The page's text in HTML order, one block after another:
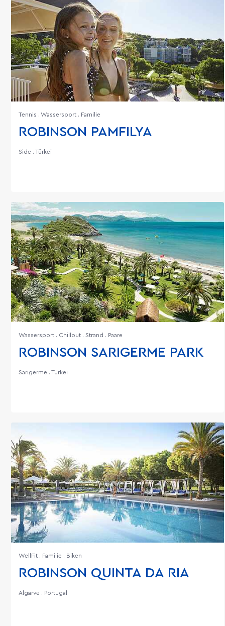
Tennis . Wassersport . Familie
ROBINSON PAMFILYA
Side . Türkei
Wassersport . Chillout . Strand . Paare
ROBINSON SARIGERME PARK
Sarigerme . Türkei
WellFit . Familie . Biken
ROBINSON QUINTA DA RIA
Algarve . Portugal